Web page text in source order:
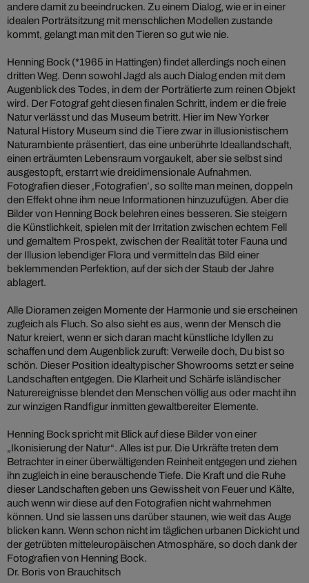
andere damit zu beeindrucken. Zu einem Dialog, wie er in einer
idealen Porträtsitzung mit menschlichen Modellen zustande
kommt, gelangt man mit den Tieren so gut wie nie.
Henning Bock (*1965 in Hattingen) findet allerdings noch einen
dritten Weg. Denn sowohl Jagd als auch Dialog enden mit dem
Augenblick des Todes, in dem der Porträtierte zum reinen Objekt
wird. Der Fotograf geht diesen finalen Schritt, indem er die freie
Natur verlässt und das Museum betritt. Hier im New Yorker
Natural History Museum sind die Tiere zwar in illusionistischem
Naturambiente präsentiert, das eine unberührte Ideallandschaft,
einen erträumten Lebensraum vorgaukelt, aber sie selbst sind
ausgestopft, erstarrt wie dreidimensionale Aufnahmen.
Fotografien dieser ‚Fotografien’, so sollte man meinen, doppeln
den Effekt ohne ihm neue Informationen hinzuzufügen. Aber die
Bilder von Henning Bock belehren eines besseren. Sie steigern
die Künstlichkeit, spielen mit der Irritation zwischen echtem Fell
und gemaltem Prospekt, zwischen der Realität toter Fauna und
der Illusion lebendiger Flora und vermitteln das Bild einer
beklemmenden Perfektion, auf der sich der Staub der Jahre
ablagert.
Alle Dioramen zeigen Momente der Harmonie und sie erscheinen
zugleich als Fluch. So also sieht es aus, wenn der Mensch die
Natur kreiert, wenn er sich daran macht künstliche Idyllen zu
schaffen und dem Augenblick zuruft: Verweile doch, Du bist so
schön. Dieser Position idealtypischer Showrooms setzt er seine
Landschaften entgegen. Die Klarheit und Schärfe isländischer
Naturereignisse blendet den Menschen völlig aus oder macht ihn
zur winzigen Randfigur inmitten gewaltbereiter Elemente.
Henning Bock spricht mit Blick auf diese Bilder von einer
„Ikonisierung der Natur“. Alles ist pur. Die Urkräfte treten dem
Betrachter in einer überwältigenden Reinheit entgegen und ziehen
ihn zugleich in eine berauschende Tiefe. Die Kraft und die Ruhe
dieser Landschaften geben uns Gewissheit von Feuer und Kälte,
auch wenn wir diese auf den Fotografien nicht wahrnehmen
können. Und sie lassen uns darüber staunen, wie weit das Auge
blicken kann. Wenn schon nicht im täglichen urbanen Dickicht und
der getrübten mitteleuropäischen Atmosphäre, so doch dank der
Fotografien von Henning Bock.
Dr. Boris von Brauchitsch